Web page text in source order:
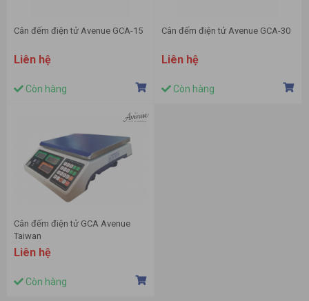
Cân đếm điện tử Avenue GCA-15
Liên hệ
Còn hàng
Cân đếm điện tử Avenue GCA-30
Liên hệ
Còn hàng
Cân đếm điện tử GCA Avenue
Taiwan
Liên hệ
Còn hàng